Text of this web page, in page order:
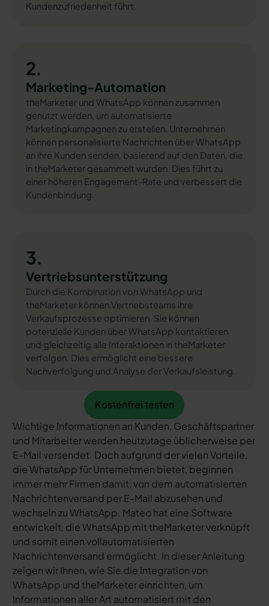
Kundenzufriedenheit führt.
2.
Marketing-Automation
theMarketer und WhatsApp können zusammen
genutzt werden, um automatisierte
Marketingkampagnen zu erstellen. Unternehmen
können personalisierte Nachrichten über WhatsApp
an ihre Kunden senden, basierend auf den Daten, die
in theMarketer gesammelt wurden. Dies führt zu
einer höheren Engagement-Rate und verbessert die
Kundenbindung.
3.
Vertriebsunterstützung
Durch die Kombination von WhatsApp und
theMarketer können Vertriebsteams ihre
Verkaufsprozesse optimieren. Sie können
potenzielle Kunden über WhatsApp kontaktieren
und gleichzeitig alle Interaktionen in theMarketer
verfolgen. Dies ermöglicht eine bessere
Nachverfolgung und Analyse der Verkaufsleistung.
Kostenfrei testen
Kostenfrei testen
Wichtige Informationen an Kunden, Geschäftspartner
und Mitarbeiter werden heutzutage üblicherweise per
E-Mail versendet. Doch aufgrund der vielen Vorteile,
die WhatsApp für Unternehmen bietet, beginnen
immer mehr Firmen damit, von dem automatisierten
Nachrichtenversand per E-Mail abzusehen und
wechseln zu WhatsApp. Mateo hat eine Software
entwickelt, die WhatsApp mit theMarketer verknüpft
und somit einen vollautomatisierten
Nachrichtenversand ermöglicht. In dieser Anleitung
zeigen wir Ihnen, wie Sie die Integration von
WhatsApp und theMarketer einrichten, um
Informationen aller Art automatisiert mit den